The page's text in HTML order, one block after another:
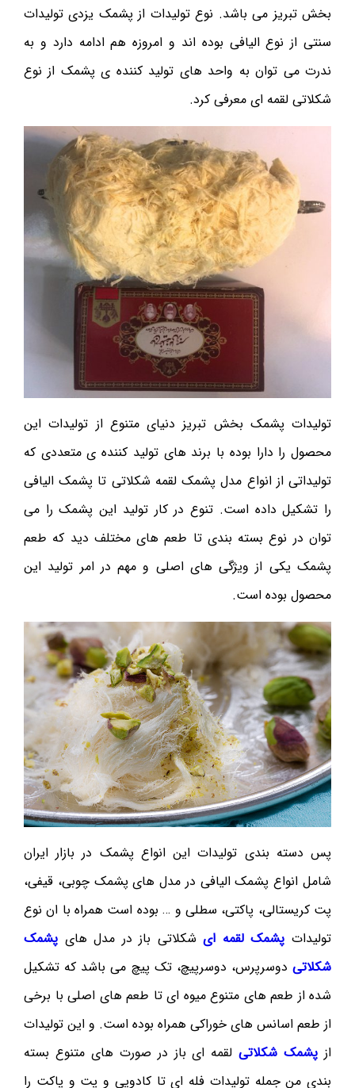
بخش تبریز می باشد. نوع تولیدات از پشمک یزدی تولیدات
سنتی از نوع الیافی بوده اند و امروزه هم ادامه دارد و به
ندرت می توان به واحد های تولید کننده ی پشمک از نوع
شکلاتی لقمه ای معرفی کرد.
تولیدات پشمک بخش تبریز دنیای متنوع از تولیدات این
محصول را دارا بوده با برند های تولید کننده ی متعددی که
تولیداتی از انواع مدل پشمک لقمه شکلاتی تا پشمک الیافی
را تشکیل داده است. تنوع در کار تولید این پشمک را می
توان در نوع بسته بندی تا طعم های مختلف دید که طعم
پشمک یکی از ویژگی های اصلی و مهم در امر تولید این
محصول بوده است.
پس دسته بندی تولیدات این انواع پشمک در بازار ایران
شامل انواع پشمک الیافی در مدل های پشمک چوبی، قیفی،
پت کریستالی، پاکتی، سطلی و … بوده است همراه با ان نوع
تولیدات پشمک لقمه ایشکلاتی باز در مدل های پشمک
شکلاتی دوسرپرس، دوسرپیچ، تک پیچ می باشد که تشکیل
شده از طعم های متنوع میوه ای تا طعم های اصلی با برخی
از طعم اسانس های خوراکی همراه بوده است. و این تولیدات
از پشمک شکلاتیلقمه ای باز در صورت های متنوع بسته
بندی من جمله تولیدات فله ای تا کادویی و پت و پاکت را